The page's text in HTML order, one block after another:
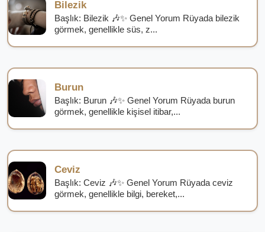
Bilezik
Başlık: Bilezik 🎶✨ Genel Yorum Rüyada bilezik
görmek, genellikle süs, z...
Burun
Başlık: Burun 🎶✨ Genel Yorum Rüyada burun
görmek, genellikle kişisel itibar,...
Ceviz
Başlık: Ceviz 🎶✨ Genel Yorum Rüyada ceviz
görmek, genellikle bilgi, bereket,...